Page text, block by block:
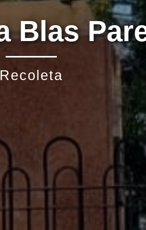
Blas
Recoleta
Blas
Recoleta